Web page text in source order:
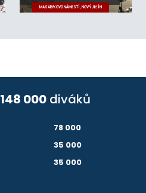
MASARYKOVO NÁMĚSTÍ, NOVÝ JIČÍN
148 000 diváků
78 000
35 000
35 000